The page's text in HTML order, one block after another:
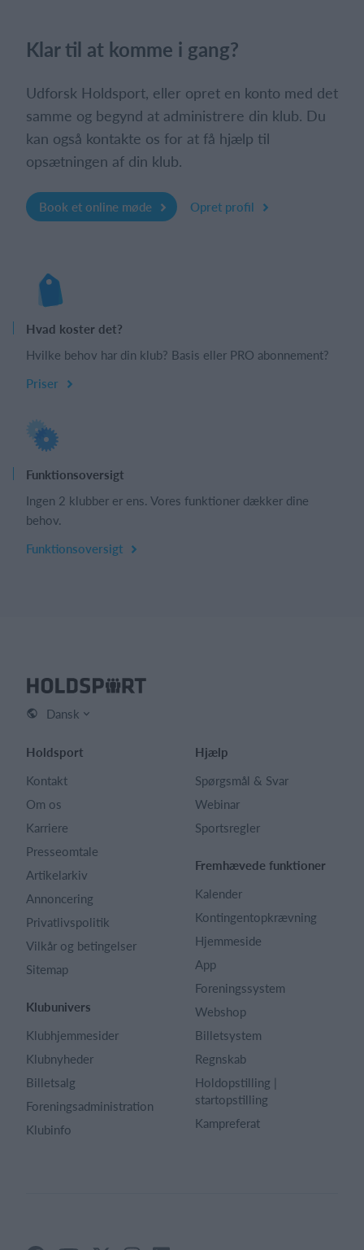
Klar til at komme i gang?
Udforsk Holdsport, eller opret en konto med det
samme og begynd at administrere din klub. Du
kan også kontakte os for at få hjælp til
opsætningen af din klub.
Book et online møde Opret profil
Hvad koster det?
Hvilke behov har din klub? Basis eller PRO abonnement?
Priser
Funktionsoversigt
Ingen 2 klubber er ens. Vores funktioner dækker dine
behov.
Funktionsoversigt
Dansk
Holdsport
Kontakt
Om os
Karriere
Presseomtale
Artikelarkiv
Annoncering
Privatlivspolitik
Vilkår og betingelser
Sitemap
Klubunivers
Klubhjemmesider
Klubnyheder
Billetsalg
Foreningsadministration
Klubinfo
Hjælp
Spørgsmål & Svar
Webinar
Sportsregler
Fremhævede funktioner
Kalender
Kontingentopkrævning
Hjemmeside
App
Foreningssystem
Webshop
Billetsystem
Regnskab
Holdopstilling |
startopstilling
Kampreferat